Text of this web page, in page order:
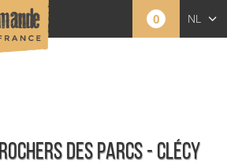
0 NL
DES PARCS - CLÉCY